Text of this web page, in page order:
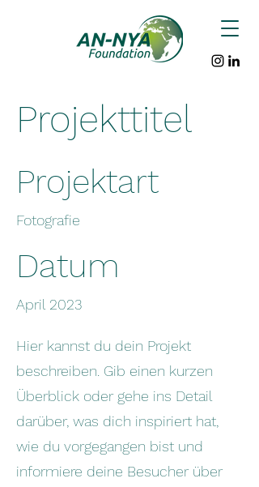
Projekttitel
Projektart
Fotografie
Datum
April 2023
Hier kannst du dein Projekt
beschreiben. Gib einen kurzen
Überblick oder gehe ins Detail
darüber, was dich inspiriert hat,
wie du vorgegangen bist und
informiere deine Besucher über